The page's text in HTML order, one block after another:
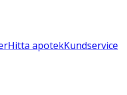
Hitta apotekKundservice